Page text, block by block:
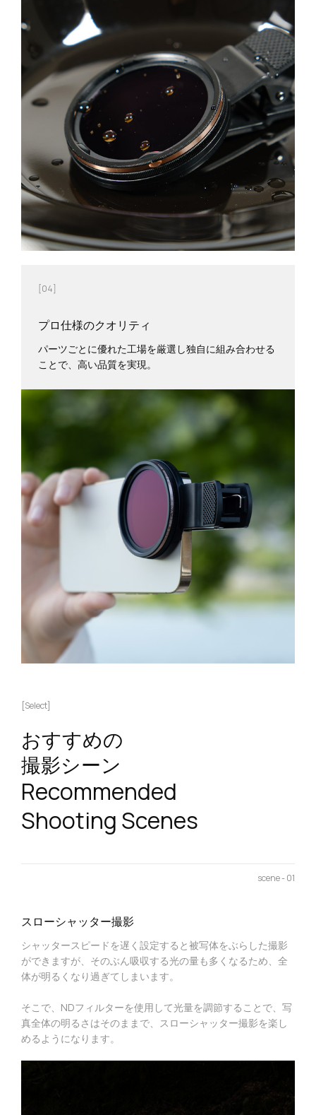
[04]
プロ仕様のクオリティ
パーツごとに優れた工場を厳選し独自に組み合わせる
ことで、高い品質を実現。
[Select]
おすすめの
撮影シーン
Recommended
Shooting Scenes
scene - 01
スローシャッター撮影
シャッタースピードを遅く設定すると被写体をぶらした撮影
ができますが、そのぶん吸収する光の量も多くなるため、全
体が明るくなり過ぎてしまいます。
そこで、NDフィルターを使用して光量を調節することで、写
真全体の明るさはそのままで、スローシャッター撮影を楽し
めるようになります。